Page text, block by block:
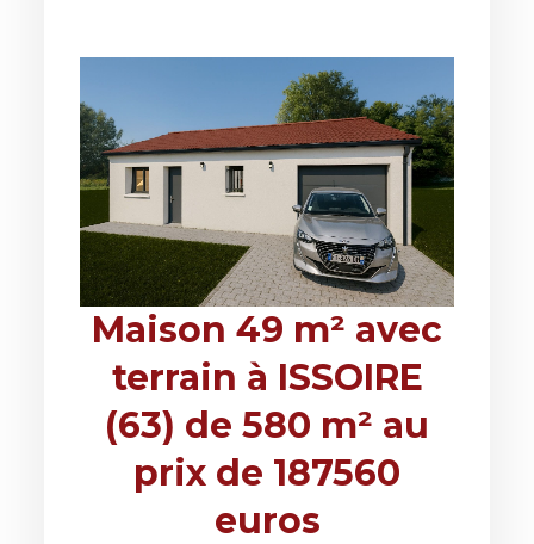
Maison 49 m² avec
terrain à ISSOIRE
(63) de 580 m² au
prix de 187560
euros